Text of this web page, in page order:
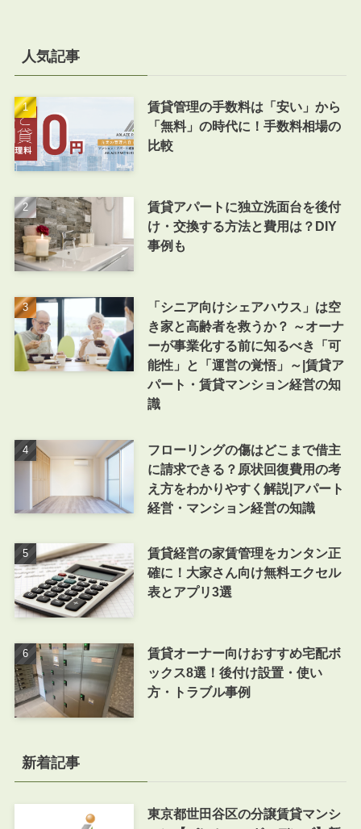
人気記事
賃貸管理の手数料は「安い」から
「無料」の時代に！手数料相場の
比較
賃貸アパートに独立洗面台を後付
け・交換する方法と費用は？DIY
事例も
「シニア向けシェアハウス」は空
き家と高齢者を救うか？ ～オーナ
ーが事業化する前に知るべき「可
能性」と「運営の覚悟」～|賃貸ア
パート・賃貸マンション経営の知
識
フローリングの傷はどこまで借主
に請求できる？原状回復費用の考
え方をわかりやすく解説|アパート
経営・マンション経営の知識
賃貸経営の家賃管理をカンタン正
確に！大家さん向け無料エクセル
表とアプリ3選
賃貸オーナー向けおすすめ宅配ボ
ックス8選！後付け設置・使い
方・トラブル事例
新着記事
東京都世田谷区の分譲賃貸マンシ